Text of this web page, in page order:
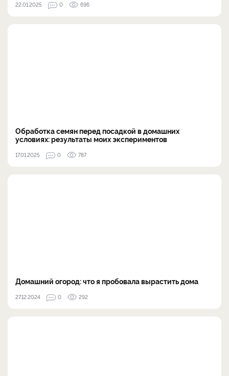
22.01.2025 0 696
Обработка семян перед посадкой в домашних
условиях: результаты моих экспериментов
17.01.2025 0 787
Домашний огород: что я пробовала вырастить дома
27.12.2024 0 292